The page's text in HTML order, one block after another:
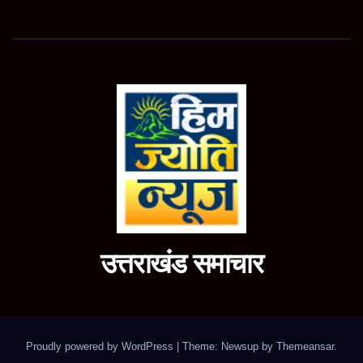
उत्तराखंड समाचार
Proudly powered by WordPress Theme: Newsup by Themeansar.